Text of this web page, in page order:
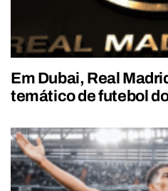
Em Dubai, Real
temático de futebol